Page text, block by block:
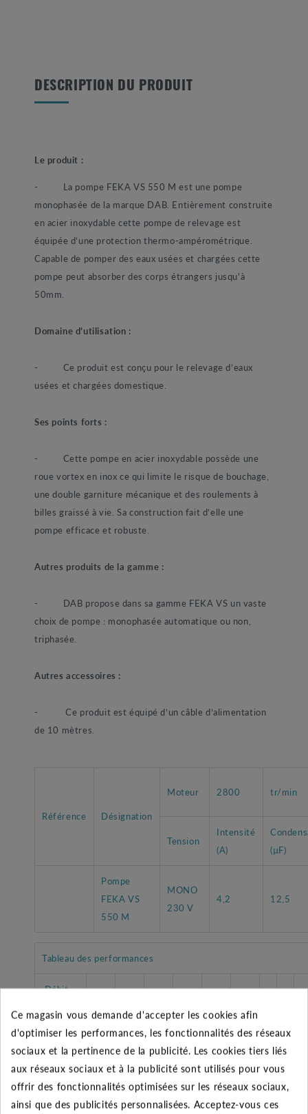
DESCRIPTION DU PRODUIT
Le produit :
- La pompe FEKA VS 550 M est une pompe
monophasée de la marque DAB. Entièrement construite
en acier inoxydable cette pompe de relevage est
équipée d’une protection thermo-ampérométrique.
Capable de pomper des eaux usées et chargées cette
pompe peut absorber des corps étrangers jusqu'à
50mm.
Domaine d’utilisation :
- Ce produit est conçu pour le relevage d’eaux
usées et chargées domestique.
Ses points forts :
- Cette pompe en acier inoxydable possède une
roue vortex en inox ce qui limite le risque de bouchage,
une double garniture mécanique et des roulements à
billes graissé à vie. Sa construction fait d’elle une
pompe efficace et robuste.
Autres produits de la gamme :
- DAB propose dans sa gamme FEKA VS un vaste
choix de pompe : monophasée automatique ou non,
triphasée.
Autres accessoires :
- Ce produit est équipé d’un câble d’alimentation
de 10 mètres.
Référence Désignation
Moteur 2800 tr/min
Tension
Intensité
(A)
(µF)
Pompe
FEKA VS
550 M
MONO
230 V
4,2 12,5
Tableau des performances
Débit
Pression
HMT
7,4 6,9 6,2 4,1 1,8 1,2
Ce magasin vous demande d'accepter les cookies afin
d'optimiser les performances, les fonctionnalités des réseaux
sociaux et la pertinence de la publicité. Les cookies tiers liés
aux réseaux sociaux et à la publicité sont utilisés pour vous
offrir des fonctionnalités optimisées sur les réseaux sociaux,
ainsi que des publicités personnalisées. Acceptez-vous ces